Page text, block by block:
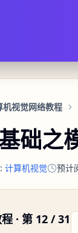
机视觉网络教程
础之
: 计算机视觉 预计
· 第 12/31